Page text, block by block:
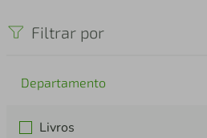
Filtrar por
Departamento
Livros